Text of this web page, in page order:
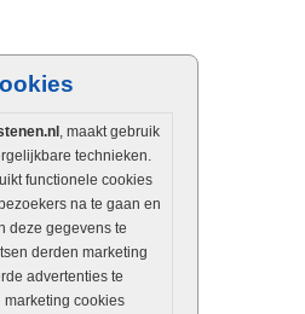
, maakt gebruik
technieken.
functionele cookies
na te gaan en
deze gegevens te
derden marketing
advertenties te
marketing cookies